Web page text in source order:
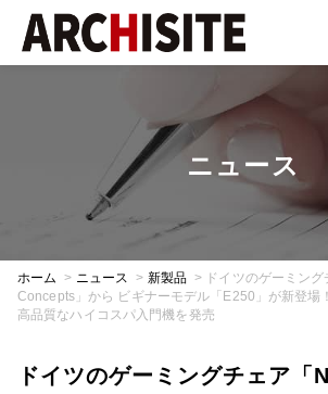
ニュース
ホーム > ニュース > 新製品 > ドイツのゲーミン
Concepts」から ビギナーモデル「E250」が新登場
高品質なハイコスパ入門機を発売
ドイツのゲーミングチェア「